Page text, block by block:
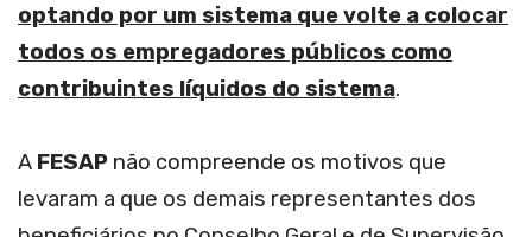
optando por um sistema que volte a colocar
todos os empregadores públicos como
contribuintes líquidos do sistema.
A FESAP não compreende os motivos que
levaram a que os demais representantes dos